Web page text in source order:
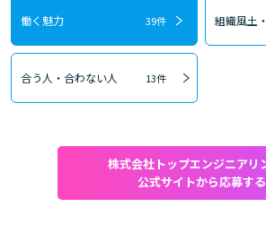
働く魅力 39件 組織風土
合う人・合わない人 13件
株式会社トップエンジニアリ
公式サイトから応募する